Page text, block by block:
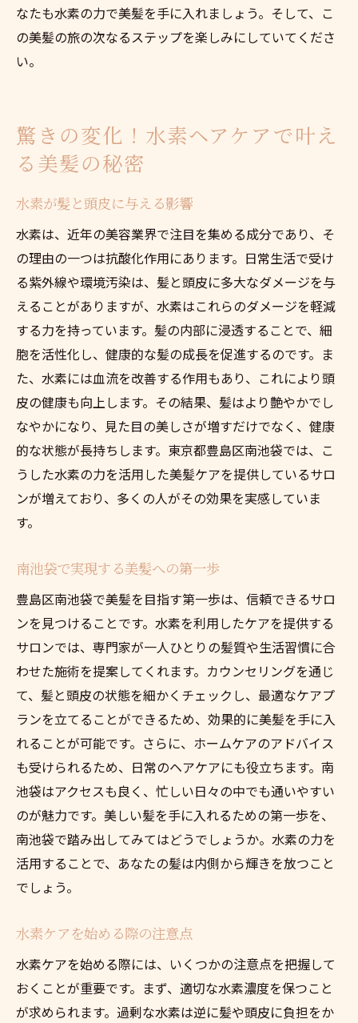
なたも水素の力で美髪を手に入れましょう。そして、こ
の美髪の旅の次なるステップを楽しみにしていてくださ
い。
驚きの変化！水素ヘアケアで叶え
る美髪の秘密
水素が髪と頭皮に与える影響
水素は、近年の美容業界で注目を集める成分であり、そ
の理由の一つは抗酸化作用にあります。日常生活で受け
る紫外線や環境汚染は、髪と頭皮に多大なダメージを与
えることがありますが、水素はこれらのダメージを軽減
する力を持っています。髪の内部に浸透することで、細
胞を活性化し、健康的な髪の成長を促進するのです。ま
た、水素には血流を改善する作用もあり、これにより頭
皮の健康も向上します。その結果、髪はより艶やかでし
なやかになり、見た目の美しさが増すだけでなく、健康
的な状態が長持ちします。東京都豊島区南池袋では、こ
うした水素の力を活用した美髪ケアを提供しているサロ
ンが増えており、多くの人がその効果を実感していま
す。
南池袋で実現する美髪への第一歩
豊島区南池袋で美髪を目指す第一歩は、信頼できるサロ
ンを見つけることです。水素を利用したケアを提供する
サロンでは、専門家が一人ひとりの髪質や生活習慣に合
わせた施術を提案してくれます。カウンセリングを通じ
て、髪と頭皮の状態を細かくチェックし、最適なケアプ
ランを立てることができるため、効果的に美髪を手に入
れることが可能です。さらに、ホームケアのアドバイス
も受けられるため、日常のヘアケアにも役立ちます。南
池袋はアクセスも良く、忙しい日々の中でも通いやすい
のが魅力です。美しい髪を手に入れるための第一歩を、
南池袋で踏み出してみてはどうでしょうか。水素の力を
活用することで、あなたの髪は内側から輝きを放つこと
でしょう。
水素ケアを始める際の注意点
水素ケアを始める際には、いくつかの注意点を把握して
おくことが重要です。まず、適切な水素濃度を保つこと
が求められます。過剰な水素は逆に髪や頭皮に負担をか